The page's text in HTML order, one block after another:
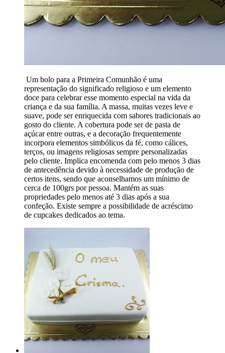
Um bolo para a Primeira Comunhão é uma
representação do significado religioso e um elemento
doce para celebrar esse momento especial na vida da
criança e da sua família. A massa, muitas vezes leve e
suave, pode ser enriquecida com sabores tradicionais ao
gosto do cliente. A cobertura pode ser de pasta de
açúcar entre outras, e a decoração frequentemente
incorpora elementos simbólicos da fé, como cálices,
terços, ou imagens religiosas sempre personalizadas
pelo cliente. Implica encomenda com pelo menos 3 dias
de antecedência devido à necessidade de produção de
certos itens, sendo que aconselhamos um mínimo de
cerca de 100grs por pessoa. Mantém as suas
propriedades pelo menos até 3 dias após a sua
confeção. Existe sempre a possibilidade de acréscimo
de cupcakes dedicados ao tema.